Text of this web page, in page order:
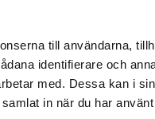
till användarna,
identifierare och
med. Dessa kan i
in när du har
39.90 kr